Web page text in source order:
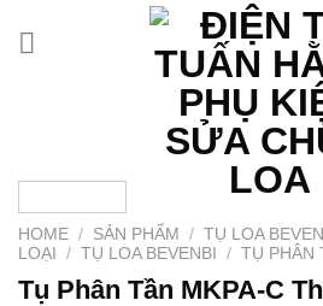
HOME / SẢN PHẨM / TỤ LOA
LOẠI
/ TỤ LOA BEVENBI / TỤ PHÂN
Tụ Phân Tần MKPA-C